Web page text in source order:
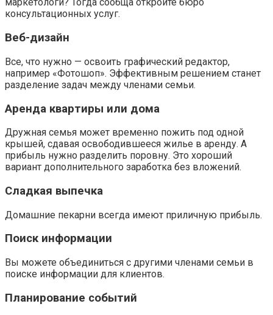
маркетологи? Тогда сообща откройте бюро
консультационных услуг.
Веб-дизайн
Все, что нужно — освоить графический редактор,
например «Фотошоп». Эффективным решением станет
разделение задач между членами семьи.
Аренда квартиры или дома
Дружная семья может временно пожить под одной
крышей, сдавая освободившееся жилье в аренду. А
прибыль нужно разделить поровну. Это хороший
вариант дополнительного заработка без вложений.
Сладкая выпечка
Домашние пекарни всегда имеют приличную прибыль.
Поиск информации
Вы можете объединиться с другими членами семьи в
поиске информации для клиентов.
Планирование событий